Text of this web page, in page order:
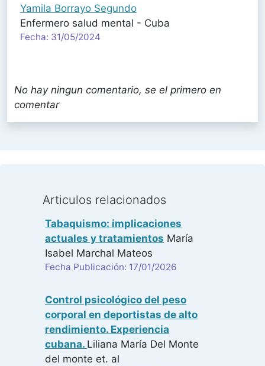
Yamila Borrayo Segundo
Enfermero salud mental - Cuba
Fecha: 31/05/2024
No hay ningun comentario, se el primero en
comentar
Articulos relacionados
Tabaquismo: implicaciones
actuales y tratamientos María
Isabel Marchal Mateos
Fecha Publicación: 17/01/2026
Control psicológico del peso
corporal en deportistas de alto
rendimiento. Experiencia
cubana. Liliana María Del Monte
del monte et. al